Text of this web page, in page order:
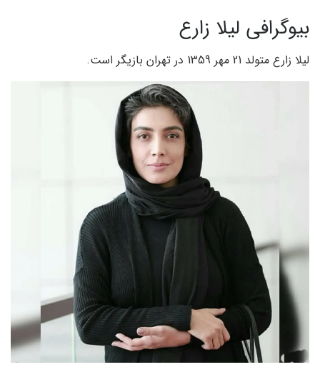
بیوگرافی لیلا زارع
لیلا زارع متولد 21 مهر 1359 در تهران بازیگر است.